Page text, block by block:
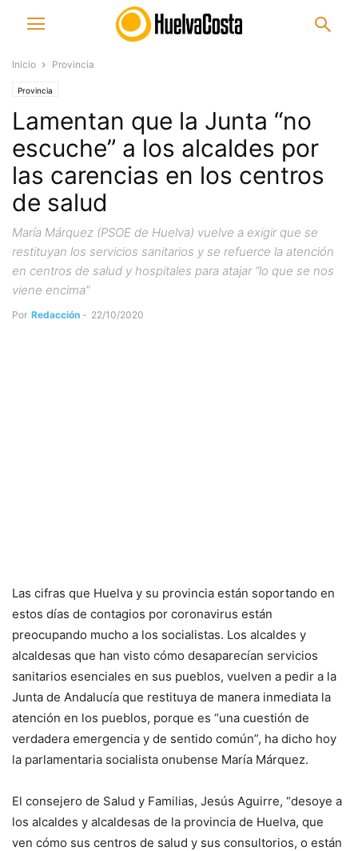
Inicio Provincia
Provincia
Lamentan que la Junta “no
escuche” a los alcaldes por
las carencias en los centros
de salud
María Márquez (PSOE de Huelva) vuelve a exigir que se
restituyan los servicios sanitarios y se refuerce la atención
en centros de salud y hospitales para atajar “lo que se nos
viene encima”
Por Redacción - 22/10/2020
Las cifras que Huelva y su provincia están soportando en
estos días de contagios por coronavirus están
preocupando mucho a los socialistas. Los alcaldes y
alcaldesas que han visto cómo desaparecían servicios
sanitarios esenciales en sus pueblos, vuelven a pedir a la
Junta de Andalucía que restituya de manera inmediata la
atención en los pueblos, porque es “una cuestión de
verdadera emergencia y de sentido común”, ha dicho hoy
la parlamentaria socialista onubense María Márquez.
El consejero de Salud y Familias, Jesús Aguirre, “desoye a
los alcaldes y alcaldesas de la provincia de Huelva, que
ven cómo sus centros de salud y sus consultorios, o están